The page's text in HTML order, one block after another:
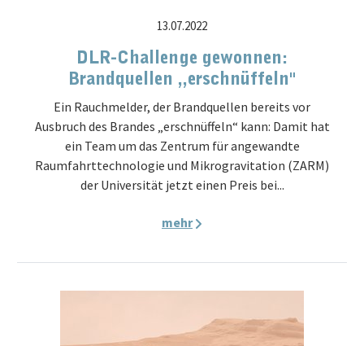
13.07.2022
DLR-Challenge gewonnen:
Brandquellen „erschnüffeln"
Ein Rauchmelder, der Brandquellen bereits vor
Ausbruch des Brandes „erschnüffeln“ kann: Damit hat
ein Team um das Zentrum für angewandte
Raumfahrttechnologie und Mikrogravitation (ZARM)
der Universität jetzt einen Preis bei...
mehr